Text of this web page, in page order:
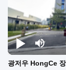
광저우 HongCe